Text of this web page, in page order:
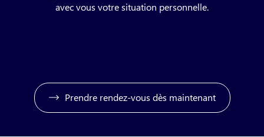
avec vous votre situation personnelle.
Prendre rendez-vous dès maintenant